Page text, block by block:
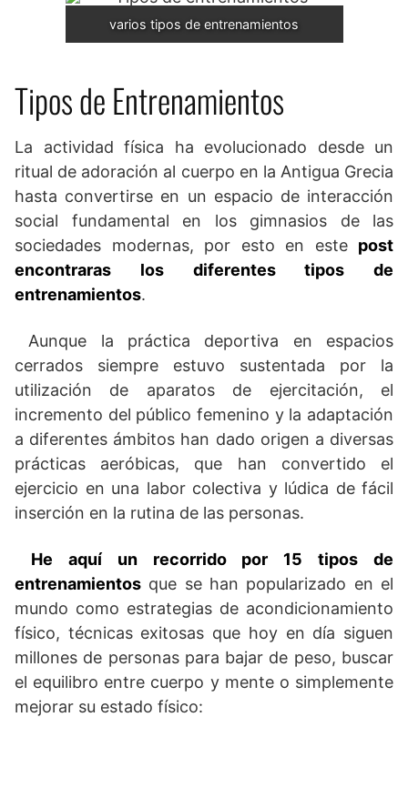
varios tipos de entrenamientos
Tipos de Entrenamientos
La actividad física ha evolucionado desde un
ritual de adoración al cuerpo en la Antigua Grecia
hasta convertirse en un espacio de interacción
social fundamental en los gimnasios de las
sociedades modernas, por esto en este post
encontraras los diferentes tipos de
entrenamientos.
Aunque la práctica deportiva en espacios
cerrados siempre estuvo sustentada por la
utilización de aparatos de ejercitación, el
incremento del público femenino y la adaptación
a diferentes ámbitos han dado origen a diversas
prácticas aeróbicas, que han convertido el
ejercicio en una labor colectiva y lúdica de fácil
inserción en la rutina de las personas.
He aquí un recorrido por 15 tipos de
entrenamientos que se han popularizado en el
mundo como estrategias de acondicionamiento
físico, técnicas exitosas que hoy en día siguen
millones de personas para bajar de peso, buscar
el equilibro entre cuerpo y mente o simplemente
mejorar su estado físico: